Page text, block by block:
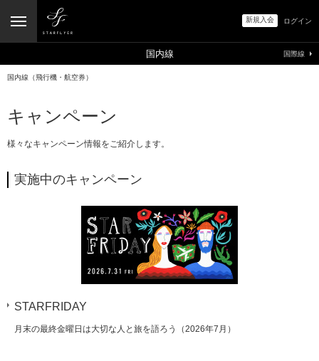
新規入会 ログイン
国内線（飛行機・航空券）
キャンペーン
様々なキャンペーン情報をご紹介します。
実施中のキャンペーン
STARFRIDAY
月末の最終金曜日は大切な人と旅を語ろう（2026年7月）
国内線 国際線